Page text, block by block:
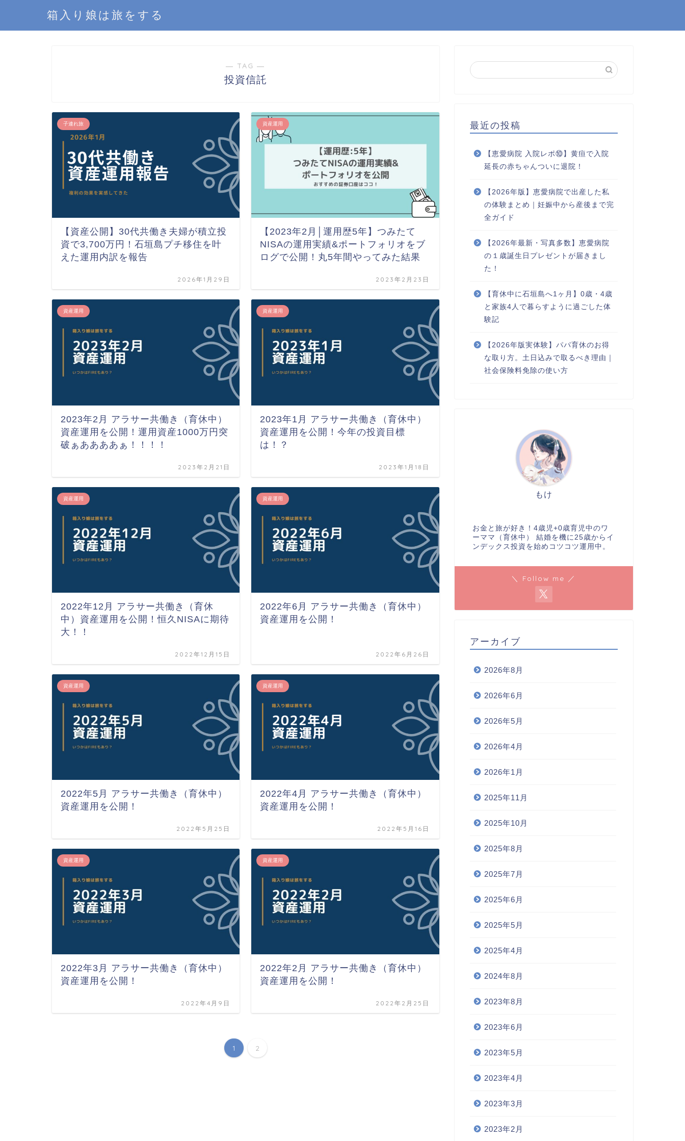
箱入り娘は旅をする
― TAG ―
投資信託
子連れ旅
【資産公開】30代共働き夫婦が積立投
資で3,700万円！石垣島プチ移住を叶
えた運用内訳を報告
2026年1月29日
資産運用
【2023年2月│運用歴5年】つみたて
NISAの運用実績&ポートフォリオをブ
ログで公開！丸5年間やってみた結果
2023年2月23日
資産運用
2023年2月 アラサー共働き（育休中）
資産運用を公開！運用資産1000万円突
破ぁああああぁ！！！！
2023年2月21日
資産運用
2023年1月 アラサー共働き（育休中）
資産運用を公開！今年の投資目標
は！？
2023年1月18日
資産運用
2022年12月 アラサー共働き（育休
中）資産運用を公開！恒久NISAに期待
大！！
2022年12月15日
資産運用
2022年6月 アラサー共働き（育休中）
資産運用を公開！
2022年6月26日
資産運用
2022年5月 アラサー共働き（育休中）
資産運用を公開！
2022年5月25日
資産運用
2022年4月 アラサー共働き（育休中）
資産運用を公開！
2022年5月16日
資産運用
2022年3月 アラサー共働き（育休中）
資産運用を公開！
2022年4月9日
資産運用
2022年2月 アラサー共働き（育休中）
資産運用を公開！
2022年2月25日
1 2
最近の投稿
【恵愛病院 入院レポ⑩】黄疸で入院
延長の赤ちゃんついに退院！
【2026年版】恵愛病院で出産した私
の体験まとめ｜妊娠中から産後まで完
全ガイド
【2026年最新・写真多数】恵愛病院
の１歳誕生日プレゼントが届きまし
た！
【育休中に石垣島へ1ヶ月】0歳・4歳
と家族4人で暮らすように過ごした体
験記
【2026年版実体験】パパ育休のお得
な取り方。土日込みで取るべき理由｜
社会保険料免除の使い方
もけ
お金と旅が好き！4歳児+0歳育児中のワ
ーママ（育休中） 結婚を機に25歳からイ
ンデックス投資を始めコツコツ運用中。
＼ Follow me ／
アーカイブ
2026年8月
2026年6月
2026年5月
2026年4月
2026年1月
2025年11月
2025年10月
2025年8月
2025年7月
2025年6月
2025年5月
2025年4月
2024年8月
2023年8月
2023年6月
2023年5月
2023年4月
2023年3月
2023年2月